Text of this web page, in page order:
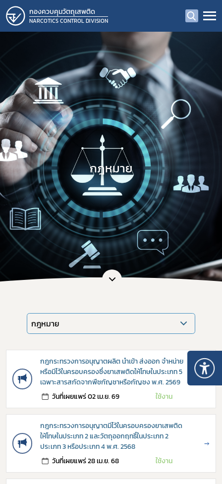
กองควบคุมวัตถุเสพติด
NARCOTICS CONTROL DIVISION
กฎหมาย
กฎหมาย
กฎกระทรวงการอนุญาตผลิต นำเข้า ส่งออก จำหน่าย
หรือมีไว้ในครอบครองซึ่งยาเสพติดให้โทษในประเภท 5
เฉพาะสารสกัดจากพืชกัญชาหรือกัญชง พ.ศ. 2569
วันที่เผยแพร่ 02 เม.ย. 69
ใช้งาน
→
กฎกระทรวงการอนุญาตมีไว้ในครอบครองยาเสพติด
ให้โทษในประเภท 2 และวัตถุออกฤทธิ์ในประเภท 2
ประเภท 3 หรือประเภท 4 พ.ศ. 2568
วันที่เผยแพร่ 28 เม.ย. 68
ใช้งาน
→